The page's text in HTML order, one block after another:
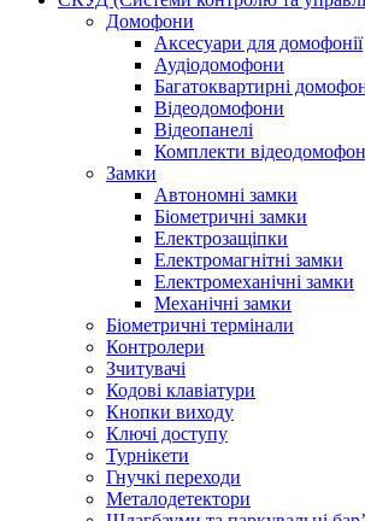
Домофони
Аксесуари для домофонії
Аудіодомофони
Багатоквартирні
Відеодомофони
Відеопанелі
Комплекти
Замки
Автономні замки
Біометричні замки
Електрозащіпки
Електромагнітні замки
Електромеханічні замки
Механічні замки
Біометричні термінали
Контролери
Зчитувачі
Кодові клавіатури
Кнопки виходу
Ключі доступу
Турнікети
Гнучкі переходи
Металодетектори